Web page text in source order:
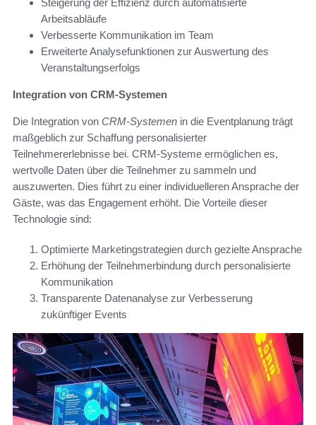
Steigerung der Effizienz durch automatisierte
Arbeitsabläufe
Verbesserte Kommunikation im Team
Erweiterte Analysefunktionen zur Auswertung des
Veranstaltungserfolgs
Integration von CRM-Systemen
Die Integration von CRM-Systemen in die Eventplanung trägt
maßgeblich zur Schaffung personalisierter
Teilnehmererlebnisse bei. CRM-Systeme ermöglichen es,
wertvolle Daten über die Teilnehmer zu sammeln und
auszuwerten. Dies führt zu einer individuelleren Ansprache der
Gäste, was das Engagement erhöht. Die Vorteile dieser
Technologie sind:
Optimierte Marketingstrategien durch gezielte Ansprache
Erhöhung der Teilnehmerbindung durch personalisierte
Kommunikation
Transparente Datenanalyse zur Verbesserung
zukünftiger Events